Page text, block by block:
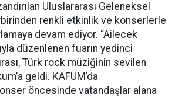
Uluslararası Geleneksel
renkli etkinlik ve konserlerle
devam ediyor. “Ailecek
düzenlenen fuarın yedinci
Türk rock müziğinin sevilen
geldi. KAFUM’da
öncesinde vatandaşlar alana